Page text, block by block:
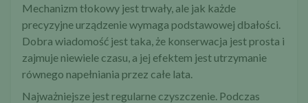
Mechanizm tłokowy jest trwały, ale jak każde
precyzyjne urządzenie wymaga podstawowej dbałości.
Dobra wiadomość jest taka, że konserwacja jest prosta i
zajmuje niewiele czasu, a jej efektem jest utrzymanie
równego napełniania przez całe lata.
Najważniejsze jest regularne czyszczenie. Podczas